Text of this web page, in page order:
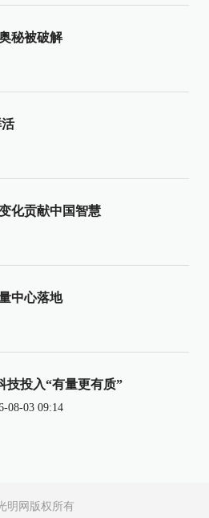
秘被破解
化贡献中国智慧
中心落地
技投入“有量更有质”
08-03 09:14
明网版权所有